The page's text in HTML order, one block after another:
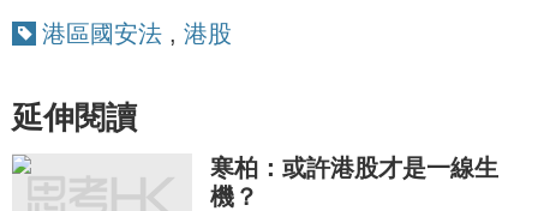
港區國安法 , 港股
延伸閱讀
寒柏：或許港股才是一線生
機？